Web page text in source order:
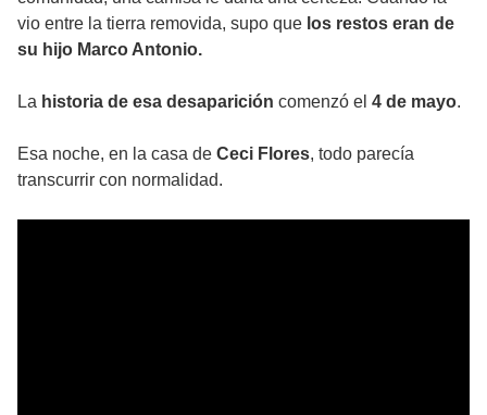
vio entre la tierra removida, supo que los restos eran de
su hijo Marco Antonio.
La historia de esa desaparición comenzó el 4 de mayo.
Esa noche, en la casa de Ceci Flores, todo parecía
transcurrir con normalidad.